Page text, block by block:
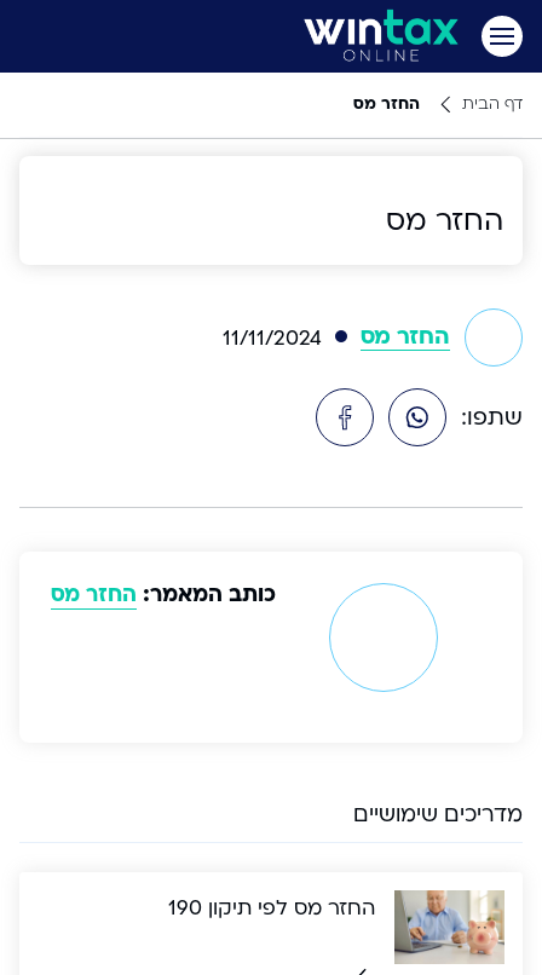
דף הבית החזר מס
החזר מס
החזר מס 11/11/2024
שתפו:
כותב המאמר: החזר מס
מדריכים שימושיים
החזר מס לפי תיקון 190